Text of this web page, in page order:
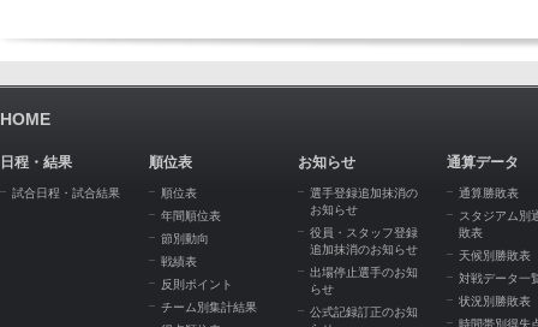
HOME
日程・結果
試合日程・試合結果
順位表
順位表
年間順位表
節別動向
戦績表
反則ポイント
チーム別集計結果
お知らせ
選手登録追加抹消の
お知らせ
役員・スタッフ登録
追加抹消のお知らせ
出場停止選手のお知
らせ
公式記録訂正のお知
通算データ
通算勝敗表
スタジアム別
敗表
天候別勝敗表
対戦データ一
状況別勝敗表
時間帯別得失